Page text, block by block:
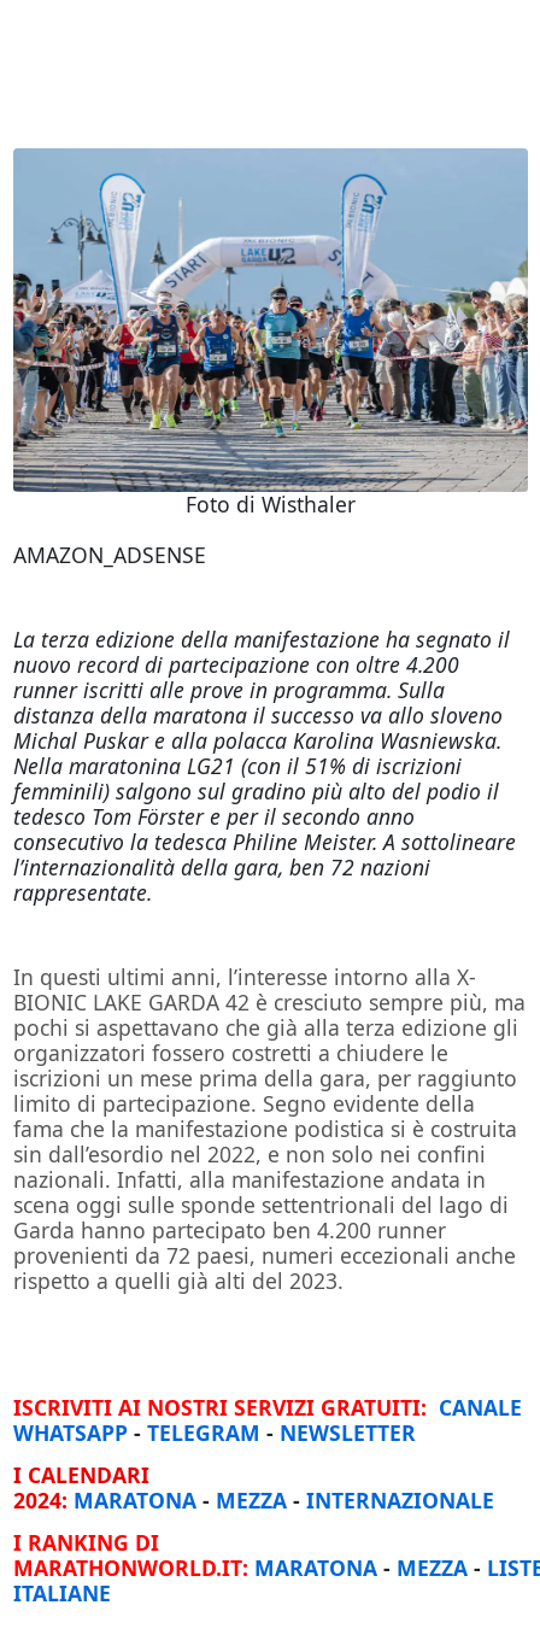
Foto di Wisthaler
AMAZON_ADSENSE
La terza edizione della manifestazione ha segnato il
nuovo record di partecipazione con oltre 4.200
runner iscritti alle prove in programma. Sulla
distanza della maratona il successo va allo sloveno
Michal Puskar e alla polacca Karolina Wasniewska.
Nella maratonina LG21 (con il 51% di iscrizioni
femminili) salgono sul gradino più alto del podio il
tedesco Tom Förster e per il secondo anno
consecutivo la tedesca Philine Meister. A sottolineare
l’internazionalità della gara, ben 72 nazioni
rappresentate.
In questi ultimi anni, l’interesse intorno alla X-
BIONIC LAKE GARDA 42 è cresciuto sempre più, ma
pochi si aspettavano che già alla terza edizione gli
organizzatori fossero costretti a chiudere le
iscrizioni un mese prima della gara, per raggiunto
limito di partecipazione. Segno evidente della
fama che la manifestazione podistica si è costruita
sin dall’esordio nel 2022, e non solo nei confini
nazionali. Infatti, alla manifestazione andata in
scena oggi sulle sponde settentrionali del lago di
Garda hanno partecipato ben 4.200 runner
provenienti da 72 paesi, numeri eccezionali anche
rispetto a quelli già alti del 2023.
ISCRIVITI AI NOSTRI SERVIZI GRATUITI: CANALE
WHATSAPP- TELEGRAM - NEWSLETTER
I CALENDARI
2024: MARATONA- MEZZA- INTERNAZIONALE
I RANKING DI
MARATHONWORLD.IT: MARATONA- MEZZA-
ITALIANE